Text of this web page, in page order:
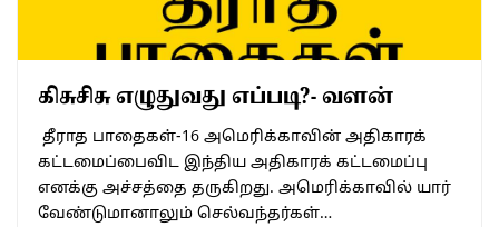
கிசுசிசு எழுதுவது எப்படி?- வளன்
தீராத பாதைகள்-16 அமெரிக்காவின் அதிகாரக்
கட்டமைப்பைவிட இந்திய அதிகாரக் கட்டமைப்பு
எனக்கு அச்சத்தை தருகிறது. அமெரிக்காவில் யார்
வேண்டுமானாலும் செல்வந்தர்கள்…